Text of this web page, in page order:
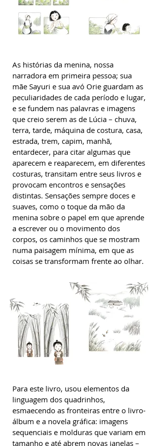
As histórias da menina, nossa
narradora em primeira pessoa; sua
mãe Sayuri e sua avó Orie guardam as
peculiaridades de cada período e lugar,
e se fundem nas palavras e imagens
que creio serem as de Lúcia – chuva,
terra, tarde, máquina de costura, casa,
estrada, trem, capim, manhã,
entardecer, para citar algumas que
aparecem e reaparecem, em diferentes
costuras, transitam entre seus livros e
provocam encontros e sensações
distintas. Sensações sempre doces e
suaves, como o toque da mão da
menina sobre o papel em que aprende
a escrever ou o movimento dos
corpos, os caminhos que se mostram
numa paisagem mínima, em que as
coisas se transformam frente ao olhar.
Para este livro, usou elementos da
linguagem dos quadrinhos,
esmaecendo as fronteiras entre o livro-
álbum e a novela gráfica: imagens
sequenciais e molduras que variam em
tamanho e até abrem novas janelas –